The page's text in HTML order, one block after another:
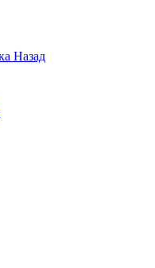
Назад